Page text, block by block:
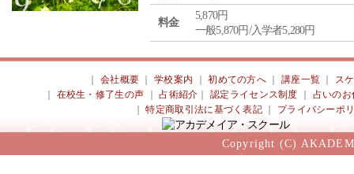
料金
5,870円
一般5,870円/入学者5,280円
会社概要 ｜学校案内 ｜初めての方へ 講座一覧
ス
在校生・修了生の声 ｜占術紹介 ｜認定ライセンス制度
占いのお
｜特定商取引法に基づく表記 プライバシーポ
Copyright (C)